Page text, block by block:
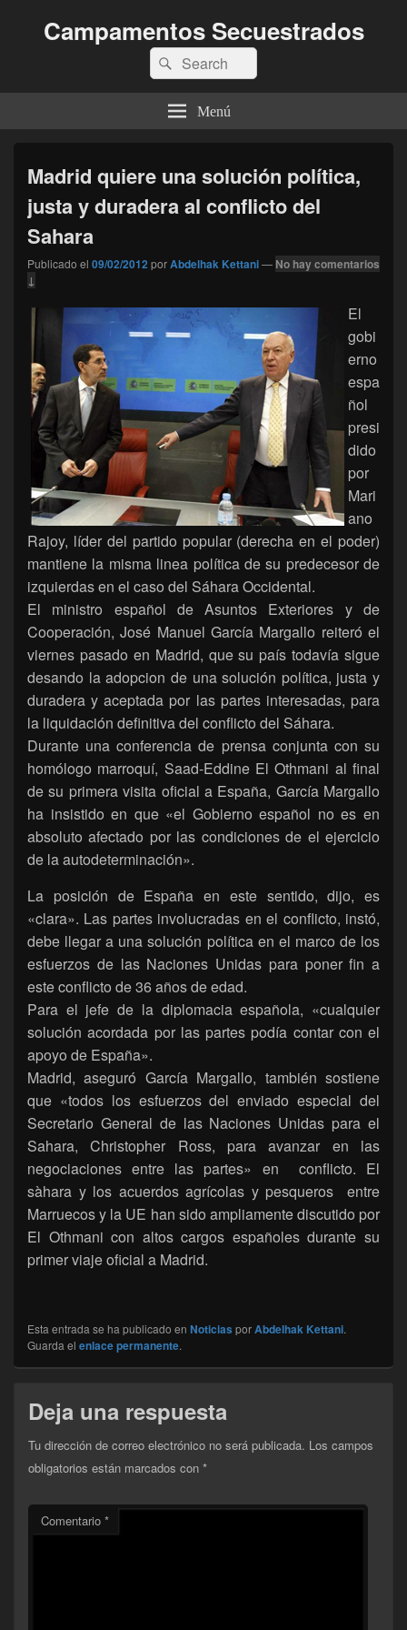
Campamentos Secuestrados
Buscar
por:
Buscar
Menú
Madrid quiere una solución política,
justa y duradera al conflicto del
Sahara
Publicado el 09/02/2012 porAbdelhak Kettani— No hay comentarios
↓
El
gobi
erno
espa
ñol
presi
dido
por
Mari
ano
Rajoy, líder del partido popular (derecha en el poder)
mantiene la misma linea política de su predecesor de
izquierdas en el caso del Sáhara Occidental.
El ministro español de Asuntos Exteriores y de
Cooperación, José Manuel García Margallo reiteró el
viernes pasado en Madrid, que su país todavía sigue
desando la adopcion de una solución política, justa y
duradera y aceptada por las partes interesadas, para
la liquidación definitiva del conflicto del Sáhara.
Durante una conferencia de prensa conjunta con su
homólogo marroquí, Saad-Eddine El Othmani al final
de su primera visita oficial a España, García Margallo
ha insistido en que «el Gobierno español no es en
absoluto afectado por las condiciones de el ejercicio
de la autodeterminación».
La posición de España en este sentido, dijo, es
«clara». Las partes involucradas en el conflicto, instó,
debe llegar a una solución política en el marco de los
esfuerzos de las Naciones Unidas para poner fin a
este conflicto de 36 años de edad.
Para el jefe de la diplomacia española, «cualquier
solución acordada por las partes podía contar con el
apoyo de España».
Madrid, aseguró García Margallo, también sostiene
que «todos los esfuerzos del enviado especial del
Secretario General de las Naciones Unidas para el
Sahara, Christopher Ross, para avanzar en las
negociaciones entre las partes» en conflicto. El
sàhara y los acuerdos agrícolas y pesqueros entre
Marruecos y la UE han sido ampliamente discutido por
El Othmani con altos cargos españoles durante su
primer viaje oficial a Madrid.
Esta entrada se ha publicado en Noticias porAbdelhak Kettani.
Guarda el enlace permanente.
Deja una respuesta
Tu dirección de correo electrónico no será publicada. Los campos
obligatorios están marcados con *
Comentario *